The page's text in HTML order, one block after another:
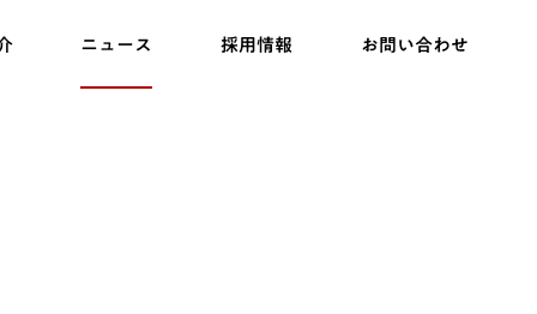
ニュース 採用情報 お問い合わせ